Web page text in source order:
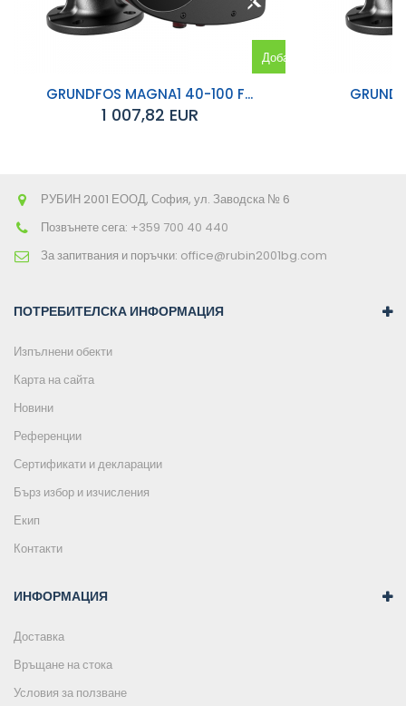
Добавяне
GRUNDFOS MAGNA1 40-100 F...
1 007,82 EUR
РУБИН 2001 ЕООД, София, ул. Заводска № 6
Позвънете сега: +359 700 40 440
За запитвания и поръчки: office@rubin2001bg.com
ПОТРЕБИТЕЛСКА ИНФОРМАЦИЯ
Изпълнени обекти
Карта на сайта
Новини
Референции
Сертификати и декларации
Бърз избор и изчисления
Екип
Контакти
ИНФОРМАЦИЯ
Доставка
Връщане на стока
Условия за ползване